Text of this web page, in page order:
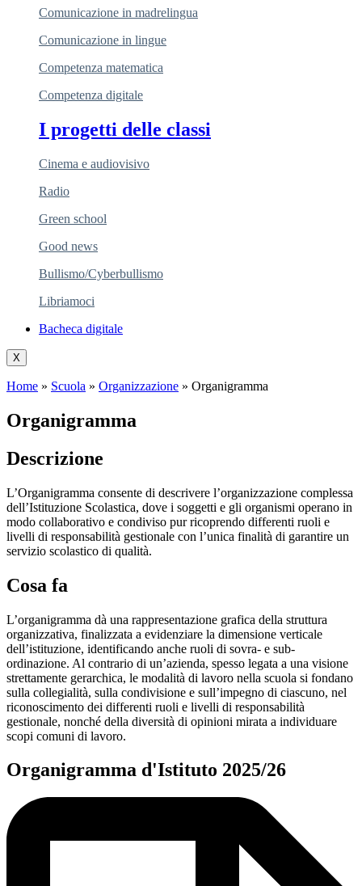
Comunicazione in madrelingua
Comunicazione in lingue
Competenza matematica
Competenza digitale
I progetti delle classi
Cinema e audiovisivo
Radio
Green school
Good news
Bullismo/Cyberbullismo
Libriamoci
Bacheca digitale
X
Home » Scuola » Organizzazione » Organigramma
Organigramma
Descrizione
L’Organigramma consente di descrivere l’organizzazione complessa
dell’Istituzione Scolastica, dove i soggetti e gli organismi operano in
modo collaborativo e condiviso pur ricoprendo differenti ruoli e
livelli di responsabilità gestionale con l’unica finalità di garantire un
servizio scolastico di qualità.
Cosa fa
L’organigramma dà una rappresentazione grafica della struttura
organizzativa, finalizzata a evidenziare la dimensione verticale
dell’istituzione, identificando anche ruoli di sovra- e sub-
ordinazione. Al contrario di un’azienda, spesso legata a una visione
strettamente gerarchica, le modalità di lavoro nella scuola si fondano
sulla collegialità, sulla condivisione e sull’impegno di ciascuno, nel
riconoscimento dei differenti ruoli e livelli di responsabilità
gestionale, nonché della diversità di opinioni mirata a individuare
scopi comuni di lavoro.
Organigramma d'Istituto 2025/26